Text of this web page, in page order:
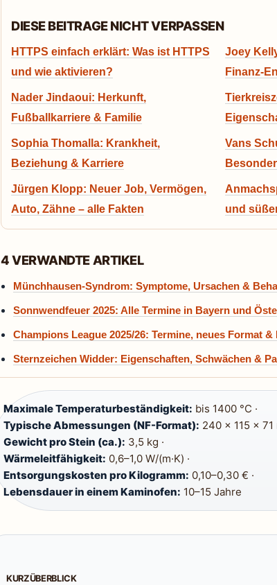
DIESE BEITRAGE NICHT VERPASSEN
HTTPS einfach erklärt: Was ist HTTPS
und wie aktivieren?
Joey
Finanz-
Nader Jindaoui: Herkunft,
Fußballkarriere & Familie
Sophia Thomalla: Krankheit,
Beziehung & Karriere
Vans
Jürgen Klopp: Neuer Job, Vermögen,
Auto, Zähne – alle Fakten
und
4 VERWANDTE ARTIKEL
Münchhausen-Syndrom: Symptome, Ursachen &
Sonnwendfeuer 2025: Alle Termine in Bayern und
Champions League 2025/26: Termine, neues Format
Sternzeichen Widder: Eigenschaften, Schwächen &
Maximale Temperaturbeständigkeit: bis 1400 °C ·
Typische Abmessungen (NF-Format): 240 × 115 × 71
Gewicht pro Stein (ca.): 3,5 kg ·
Wärmeleitfähigkeit: 0,6–1,0 W/(m·K) ·
Entsorgungskosten pro Kilogramm: 0,10–0,30 € ·
Lebensdauer in einem Kaminofen: 10–15 Jahre
KURZÜBERBLICK